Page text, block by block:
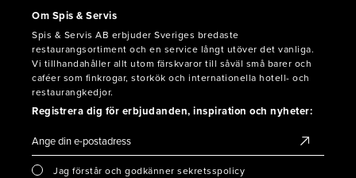
Om Spis & Servis
Spis & Servis AB erbjuder Sveriges bredaste
restaurangsortiment och en service långt utöver det vanliga.
Vi tillhandahåller allt utom färskvaror till såväl små barer och
caféer som finkrogar, storkök och internationella hotell- och
restaurangkedjor.
Registrera dig för erbjudanden, inspiration och nyheter:
Jag förstår och godkänner sekretsspolicy